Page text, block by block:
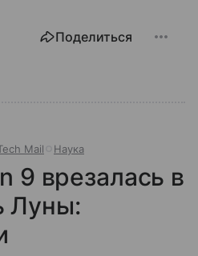
Поделиться
Mail Наука
9 врезалась в
Луны: